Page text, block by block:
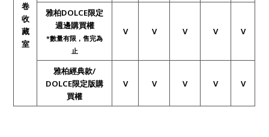
卷
收
藏
室
雅柏DOLCE限定
週邊購買權
*數量有限，售完為
止
V V V V V
雅柏經典款/
DOLCE限定版購
買權
V V V V V